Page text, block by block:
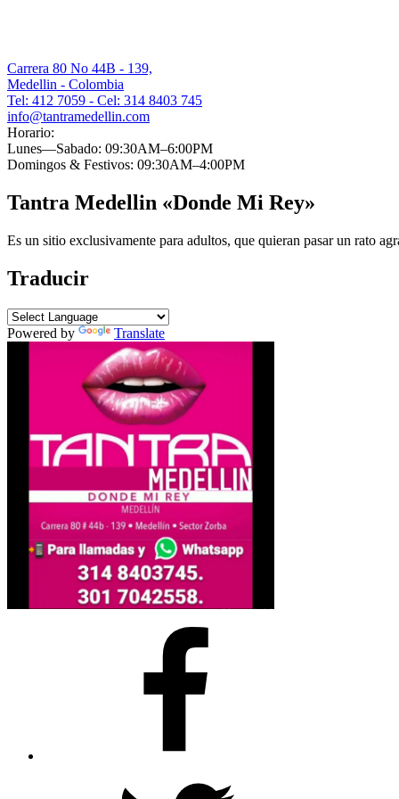
Carrera 80 No 44B - 139,
Medellin - Colombia
Tel: 412 7059 - Cel: 314 8403 745
info@tantramedellin.com
Horario:
Lunes—Sabado: 09:30AM–6:00PM
Domingos & Festivos: 09:30AM–4:00PM
Tantra Medellin «Donde Mi Rey»
Es un sitio exclusivamente para adultos, que quieran pasar un rato
Traducir
Powered by Translate